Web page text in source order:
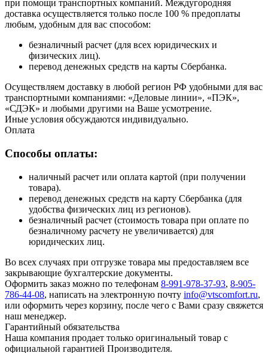
при помощи транспортных компаний. Междугородняя
доставка осуществляется только после 100 % предоплаты
любым, удобным для вас способом:
безналичный расчет (для всех юридических и
физических лиц).
перевод денежных средств на карты Сбербанка.
Осуществляем доставку в любой регион РФ удобными для вас
транспортными компаниями: «Деловые линии», «ПЭК»,
«СДЭК» и любыми другими на Ваше усмотрение.
Иные условия обсуждаются индивидуально.
Оплата
Способы оплаты:
наличный расчет или оплата картой (при получении
товара).
перевод денежных средств на карту Сбербанка (для
удобства физических лиц из регионов).
безналичный расчет (стоимость товара при оплате по
безналичному расчету не увеличивается) для
юридических лиц.
Во всех случаях при отгрузке товара мы предоставляем все
закрывающие бухгалтерские документы.
Оформить заказ можно по телефонам 8-991-978-37-93, 8-905-
786-44-08, написать на электронную почту info@vtscomfort.ru,
или оформить через корзину, после чего с Вами сразу свяжется
наш менеджер.
Гарантийный обязательства
Наша компания продает только оригинальный товар с
официальной гарантией Производителя.